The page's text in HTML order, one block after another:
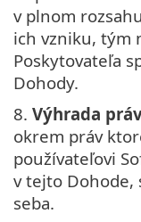
v plnom
ich vzniku, tým
Poskytovateľa
Dohody.
8. Výhrada
okrem práv
používateľovi
v tejto Dohode,
seba.